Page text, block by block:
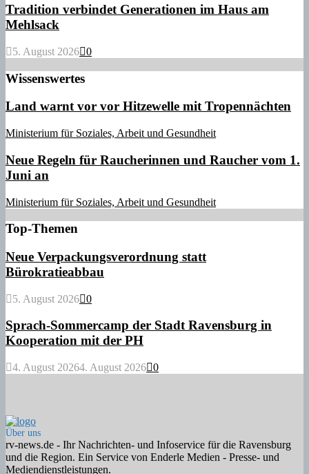
Tradition verbindet Generationen im Haus am
Mehlsack
5. August 2026 0
Wissenswertes
Land warnt vor vor Hitzewelle mit Tropennächten
Ministerium für Soziales, Arbeit und Gesundheit
Neue Regeln für Raucherinnen und Raucher vom 1.
Juni an
Ministerium für Soziales, Arbeit und Gesundheit
Top-Themen
Neue Verpackungsverordnung statt
Bürokratieabbau
5. August 2026 0
Sprach-Sommercamp der Stadt Ravensburg in
Kooperation mit der PH
4. August 20264. August 2026 0
Über uns
rv-news.de - Ihr Nachrichten- und Infoservice für die Ravensburg
und die Region. Ein Service von Enderle Medien - Presse- und
Mediendienstleistungen.